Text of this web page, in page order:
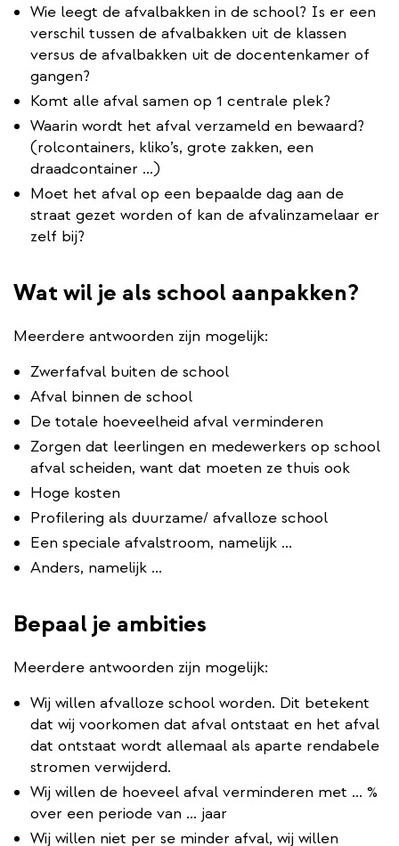
Wie leegt de afvalbakken in de school? Is er een
verschil tussen de afvalbakken uit de klassen
versus de afvalbakken uit de docentenkamer of
gangen?
Komt alle afval samen op 1 centrale plek?
Waarin wordt het afval verzameld en bewaard?
(rolcontainers, kliko’s, grote zakken, een
draadcontainer ...)
Moet het afval op een bepaalde dag aan de
straat gezet worden of kan de afvalinzamelaar er
zelf bij?
Wat wil je als school aanpakken?
Meerdere antwoorden zijn mogelijk:
Zwerfafval buiten de school
Afval binnen de school
De totale hoeveelheid afval verminderen
Zorgen dat leerlingen en medewerkers op school
afval scheiden, want dat moeten ze thuis ook
Hoge kosten
Profilering als duurzame/ afvalloze school
Een speciale afvalstroom, namelijk ...
Anders, namelijk ...
Bepaal je ambities
Meerdere antwoorden zijn mogelijk:
Wij willen afvalloze school worden. Dit betekent
dat wij voorkomen dat afval ontstaat en het afval
dat ontstaat wordt allemaal als aparte rendabele
stromen verwijderd.
Wij willen de hoeveel afval verminderen met ... %
over een periode van ... jaar
Wij willen niet per se minder afval, wij willen